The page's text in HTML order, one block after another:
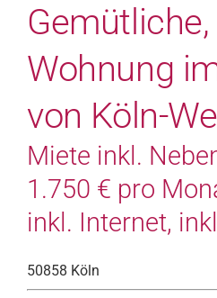
Wohnung
von Köln-
Miete inkl.
1.750 € pro
inkl. Internet,
50858 Köln